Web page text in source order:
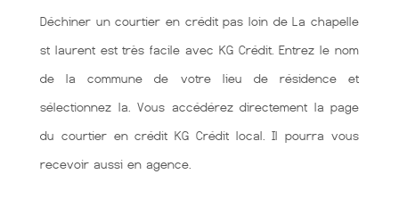
Déchiner un courtier en crédit pas loin de La chapelle
st laurent est très facile avec KG Crédit. Entrez le nom
de la commune de votre lieu de résidence et
sélectionnez la. Vous accédérez directement la page
du courtier en crédit KG Crédit local. Il pourra vous
recevoir aussi en agence.